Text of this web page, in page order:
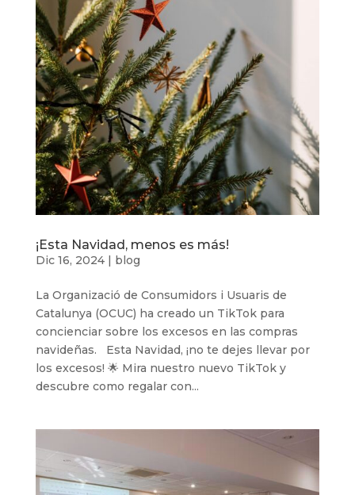
¡Esta Navidad, menos es más!
Dic 16, 2024| blog
La Organizació de Consumidors i Usuaris de
Catalunya (OCUC) ha creado un TikTok para
concienciar sobre los excesos en las compras
navideñas. Esta Navidad, ¡no te dejes llevar por
los excesos! 🌟 Mira nuestro nuevo TikTok y
descubre como regalar con...